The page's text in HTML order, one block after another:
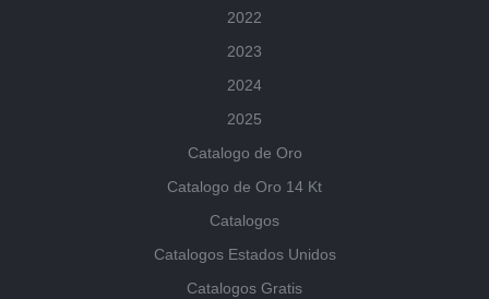
2022
2023
2024
2025
Catalogo de Oro
Catalogo de Oro 14 Kt
Catalogos
Catalogos Estados Unidos
Catalogos Gratis